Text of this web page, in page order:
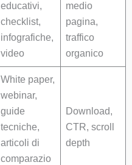
educativi,
checklist,
infografiche,
video
medio
pagina,
traffico
organico
White paper,
webinar,
guide
tecniche,
articoli di
comparazio
Download,
CTR, scroll
depth